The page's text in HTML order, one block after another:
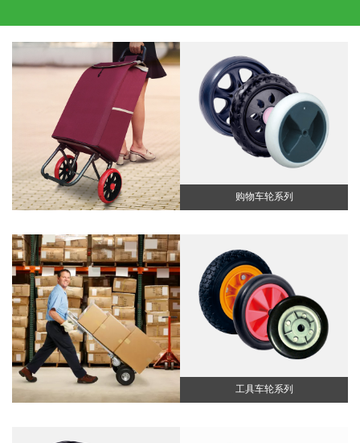
购物车轮系列
工具车轮系列